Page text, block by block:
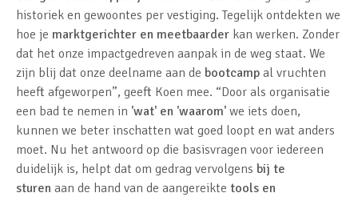
historiek en gewoontes per vestiging. Tegelijk ontdekten we
hoe je marktgerichter en meetbaarder kan werken. Zonder
dat het onze impactgedreven aanpak in de weg staat. We
zijn blij dat onze deelname aan de bootcamp al vruchten
heeft afgeworpen”, geeft Koen mee. “Door als organisatie
een bad te nemen in 'wat' en 'waarom' we iets doen,
kunnen we beter inschatten wat goed loopt en wat anders
moet. Nu het antwoord op die basisvragen voor iedereen
duidelijk is, helpt dat om gedrag vervolgens bij te
sturen aan de hand van de aangereikte tools en